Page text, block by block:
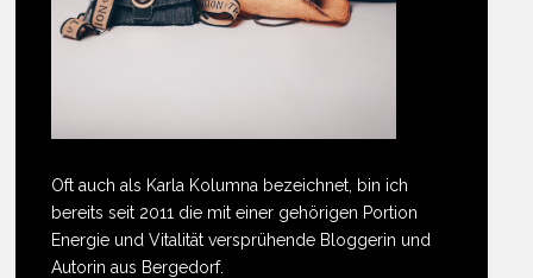
Oft auch als Karla Kolumna bezeichnet, bin ich
bereits seit 2011 die mit einer gehörigen Portion
Energie und Vitalität versprühende Bloggerin und
Autorin aus Bergedorf.